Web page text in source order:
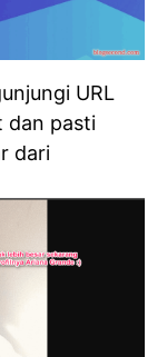
URL
dan pasti
dari